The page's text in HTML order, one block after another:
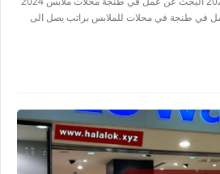
عمل في طنجة في محلات للملابس براتب يصل الى